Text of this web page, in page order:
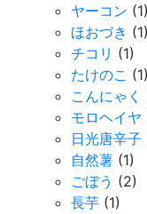
ヤーコン (1)
ほおづき (1)
チコリ (1)
たけのこ (1)
こんにゃく
モロヘイヤ
日光唐辛子
自然薯 (1)
ごぼう (2)
長芋 (1)